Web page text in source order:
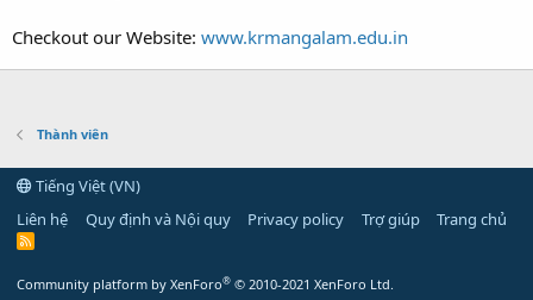
Checkout our Website: www.krmangalam.edu.in
Thành viên
Tiếng Việt (VN)
Liên hệ
Quy định và Nội quy Privacy policy Trợ giúp Trang chủ
R
Community platform by XenForo® © 2010-2021 XenForo Ltd.